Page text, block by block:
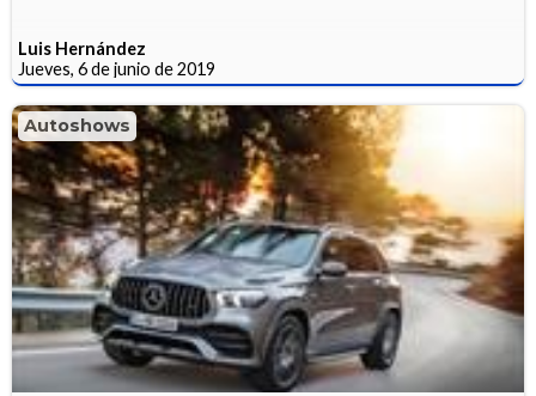
Luis Hernández
Jueves, 6 de junio de 2019
Autoshows